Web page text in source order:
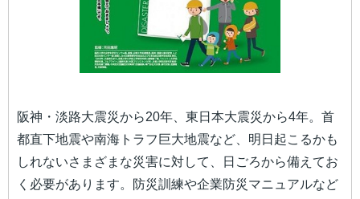
阪神・淡路大震災から20年、東日本大震災から4年。首
都直下地震や南海トラフ巨大地震など、明日起こるかも
しれないさまざまな災害に対して、日ごろから備えてお
く必要があります。防災訓練や企業防災マニュアルなど